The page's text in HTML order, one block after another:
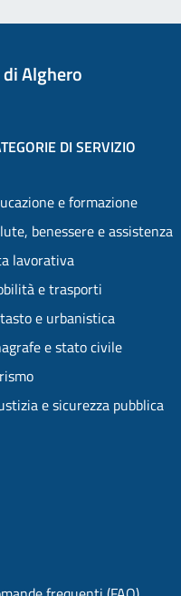
Alghero
DI SERVIZIO
e formazione
benessere e assistenza
lavorativa
e trasporti
e urbanistica
e stato civile
e sicurezza pubblica